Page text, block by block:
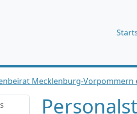
Mecklenburg-Vorpommern